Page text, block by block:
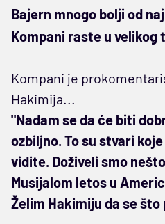
Bajern mnogo bolji od
Kompani raste u velikog
Kompani je
Hakimija...
"Nadam se da će biti
ozbiljno. To su stvari
vidite. Doživeli smo
Musijalom letos u
Želim Hakimiju da se